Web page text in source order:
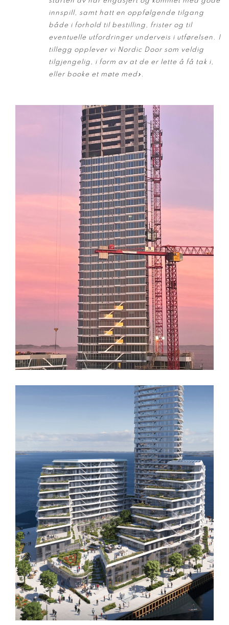
innspill, samt hatt en oppfølgende tilgang
både i forhold til bestilling, frister og til
eventuelle utfordringer underveis i utførelsen. I
tillegg opplever vi Nordic Door som veldig
tilgjengelig, i form av at de er lette å få tak i,
eller booke et møte med».